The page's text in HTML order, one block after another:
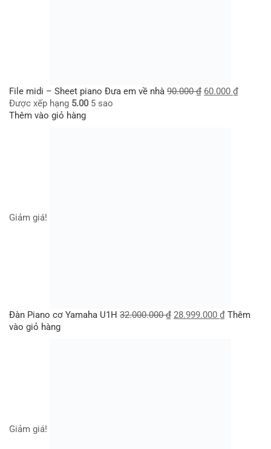
File midi – Sheet piano Đưa em về nhà 90.000₫ 60.000 ₫
Được xếp hạng 5.005 sao
Thêm vào giỏ hàng
Giảm giá!
Đàn Piano cơ Yamaha U1H 32.000.000₫ 28.999.000 ₫ Thêm
vào giỏ hàng
Giảm giá!